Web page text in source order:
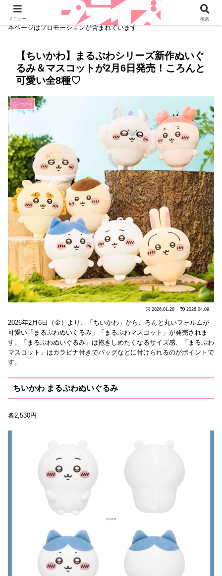
本ページはプロモーションが含まれています
【ちいかわ】まるぷわシリーズ新作ぬいぐ
るみ＆マスコットが2月6日発売！ころんと
可愛い全8種♡
ちいかわ
2026.01.28 2026.04.09
2026年2月6日（金）より、「ちいかわ」からころんと丸いフォルムが
可愛い「まるぷわぬいぐるみ」「まるぷわマスコット」が発売されま
す。「まるぷわぬいぐるみ」は抱きしめたくなるサイズ感、「まるぷわ
マスコット」はカラビナ付きでバッグなどに付けられるのがポイントで
す。
ちいかわ まるぷわぬいぐるみ
各2,530円
メニュー 検索